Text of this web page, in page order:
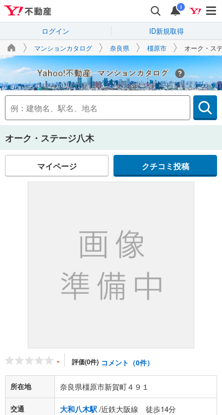
i
ログイン ID新規取得
マンションカタログ 奈良県 橿原市 オーク・ス
Yahoo!不動産
オーク・ステージ八木
マイページ クチコミ投稿
- 評価(0件) コメント（0件）
所在地 奈良県橿原市新賀町４９１
交通 大和八木駅/近鉄大阪線 徒歩14分